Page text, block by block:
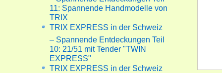
11: Spannende Handmodelle von
TRIX
TRIX EXPRESS in der Schweiz
– Spannende Entdeckungen Teil
10: 21/51 mit Tender "TWIN
EXPRESS"
TRIX EXPRESS in der Schweiz